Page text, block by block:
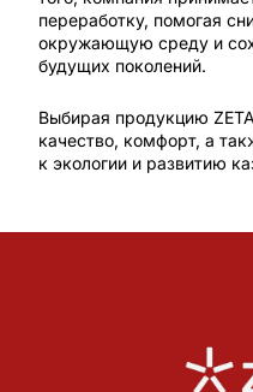
переработку, помогая
окружающую среду и
будущих поколений.
Выбирая продукцию
качество, комфорт, а
к экологии и развитию